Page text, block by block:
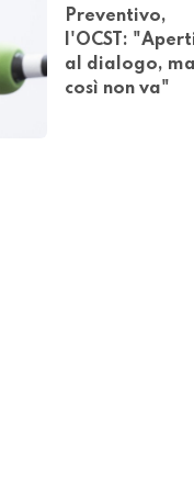
Preventivo,
l'OCST:
al dialogo,
così non va"